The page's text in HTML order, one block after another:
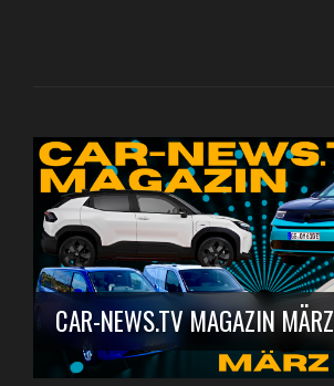
CAR-NEWS.TV MAGAZIN